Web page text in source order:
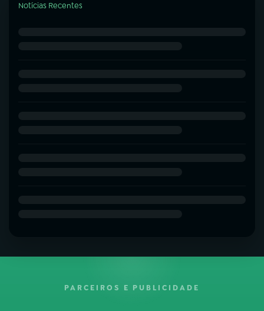
Notícias Recentes
PARCEIROS E PUBLICIDADE